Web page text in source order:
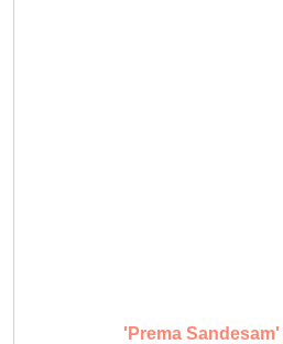
'Prema Sandesam'